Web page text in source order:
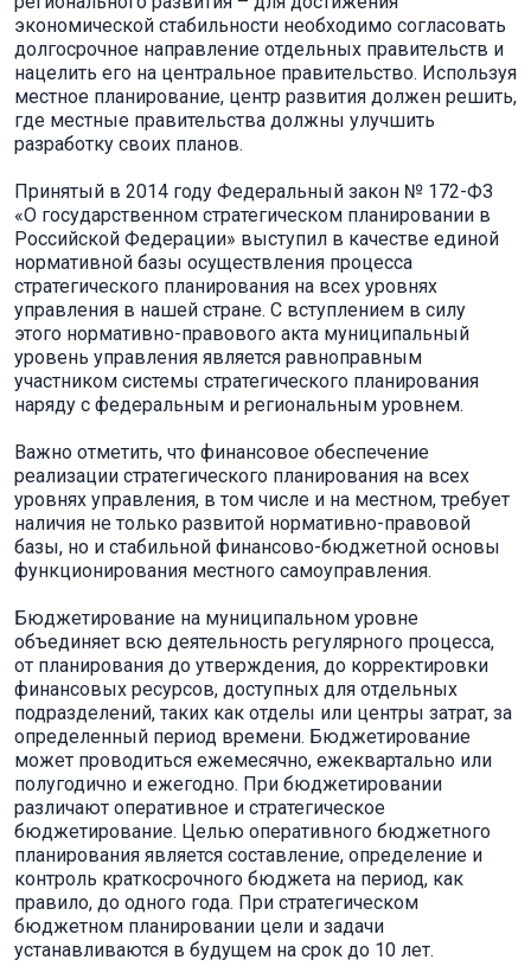
экономической стабильности необходимо согласовать
долгосрочное направление отдельных правительств и
нацелить его на центральное правительство. Используя
местное планирование, центр развития должен решить,
где местные правительства должны улучшить
разработку своих планов.
Принятый в 2014 году Федеральный закон № 172-ФЗ
«О государственном стратегическом планировании в
Российской Федерации» выступил в качестве единой
нормативной базы осуществления процесса
стратегического планирования на всех уровнях
управления в нашей стране. С вступлением в силу
этого нормативно-правового акта муниципальный
уровень управления является равноправным
участником системы стратегического планирования
наряду с федеральным и региональным уровнем.
Важно отметить, что финансовое обеспечение
реализации стратегического планирования на всех
уровнях управления, в том числе и на местном, требует
наличия не только развитой нормативно-правовой
базы, но и стабильной финансово-бюджетной основы
функционирования местного самоуправления.
Бюджетирование на муниципальном уровне
объединяет всю деятельность регулярного процесса,
от планирования до утверждения, до корректировки
финансовых ресурсов, доступных для отдельных
подразделений, таких как отделы или центры затрат, за
определенный период времени. Бюджетирование
может проводиться ежемесячно, ежеквартально или
полугодично и ежегодно. При бюджетировании
различают оперативное и стратегическое
бюджетирование. Целью оперативного бюджетного
планирования является составление, определение и
контроль краткосрочного бюджета на период, как
правило, до одного года. При стратегическом
бюджетном планировании цели и задачи
устанавливаются в будущем на срок до 10 лет.